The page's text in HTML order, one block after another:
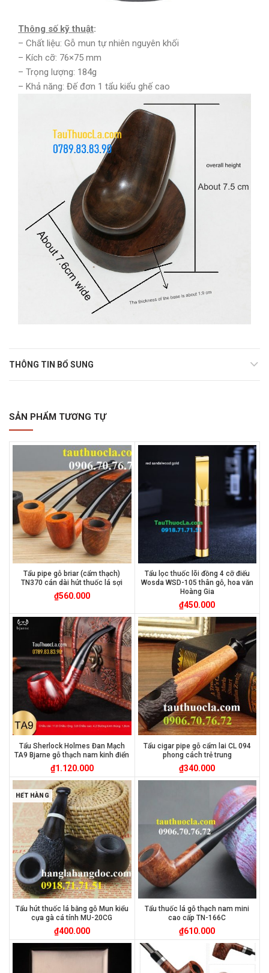
Thông số kỹ thuật:
– Chất liệu: Gỗ mun tự nhiên nguyên khối
– Kích cỡ: 76×75 mm
– Trọng lượng: 184g
– Khả năng: Đế đơn 1 tẩu kiểu ghế cao
THÔNG TIN BỔ SUNG
SẢN PHẨM TƯƠNG TỰ
Tẩu pipe gỗ briar (cẩm thạch)
TN370 cán dài hút thuốc lá sợi
₫560.000
Tẩu lọc thuốc lõi đồng 4 cỡ điếu
Wosda WSD-105 thân gỗ, hoa văn
Hoàng Gia
₫450.000
Tẩu Sherlock Holmes Đan Mạch
TA9 Bjarne gỗ thạch nam kinh điển
₫1.120.000
Tẩu cigar pipe gỗ cẩm lai CL 094
phong cách trẻ trung
₫340.000
HẾT HÀNG
Tẩu hút thuốc lá bằng gỗ Mun kiểu
cựa gà cá tính MU-20CG
₫400.000
Tẩu thuốc lá gỗ thạch nam mini
cao cấp TN-166C
₫610.000